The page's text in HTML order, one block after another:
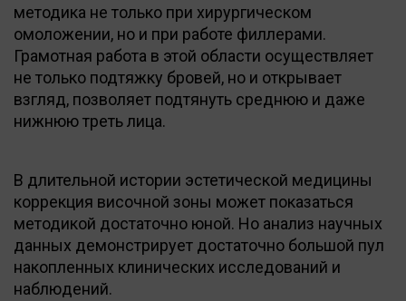
методика не только при хирургическом
омоложении, но и при работе филлерами.
Грамотная работа в этой области осуществляет
не только подтяжку бровей, но и открывает
взгляд, позволяет подтянуть среднюю и даже
нижнюю треть лица.
В длительной истории эстетической медицины
коррекция височной зоны может показаться
методикой достаточно юной. Но анализ научных
данных демонстрирует достаточно большой пул
накопленных клинических исследований и
наблюдений.